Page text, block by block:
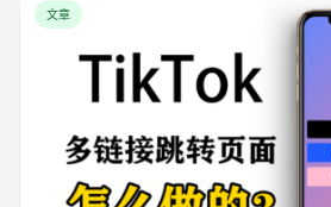
文章